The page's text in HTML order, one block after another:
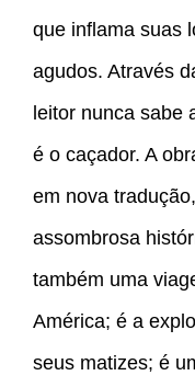
que inflama suas
agudos. Através
leitor nunca sabe
é o caçador. A
em nova
assombrosa
também uma
América; é a
seus matizes; é